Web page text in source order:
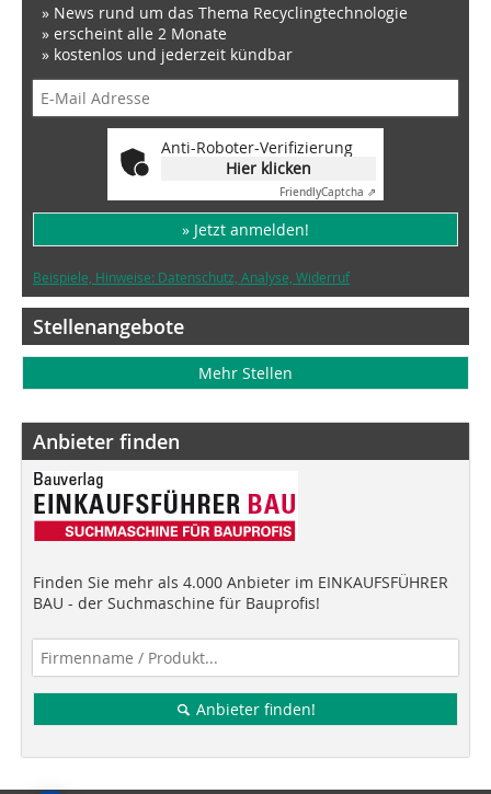
» News rund um das Thema Recyclingtechnologie
» erscheint alle 2 Monate
» kostenlos und jederzeit kündbar
Anti-Roboter-Verifizierung
Hier klicken
FriendlyCaptcha ⇗
» Jetzt anmelden!
Beispiele, Hinweise: Datenschutz, Analyse, Widerruf
Stellenangebote
Mehr Stellen
Anbieter finden
Finden Sie mehr als 4.000 Anbieter im EINKAUFSFÜHRER
BAU - der Suchmaschine für Bauprofis!
Anbieter finden!